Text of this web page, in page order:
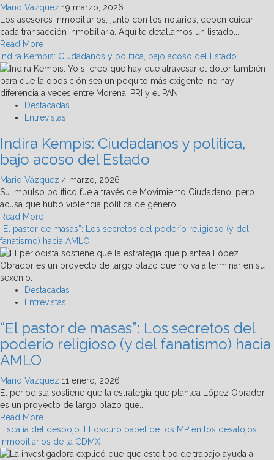
blockchain
en
el
Real
Estate?
Mario Vázquez 19 marzo, 2026
Los asesores inmobiliarios, junto con los notarios, deben cuidar
cada transacción inmobiliaria. Aquí te detallamos un listado...
Read MoreRead
more
about
Lorena
Goca:
7
elementos
cuidar
una
transacción
inmobiliaria
Indira Kempis: Ciudadanos y política, bajo acoso del Estado
Destacadas
Entrevistas
Indira Kempis: Ciudadanos y política,
bajo acoso del Estado
Mario Vázquez 4 marzo, 2026
Su impulso político fue a través de Movimiento Ciudadano, pero
acusa que hubo violencia política de género...
Read MoreRead
more
about
Indira
Kempis:
y
política,
acoso
del
Estado
“El pastor de masas”: Los secretos del poderío religioso (y del
fanatismo) hacia AMLO
Destacadas
Entrevistas
“El pastor de masas”: Los secretos del
poderío religioso (y del fanatismo) hacia
AMLO
Mario Vázquez 11 enero, 2026
El periodista sostiene que la estrategia que plantea López Obrador
es un proyecto de largo plazo que...
Read MoreRead
more
about
“El
Fiscalía del despojo: El oscuro papel de los MP en los desalojos
inmobiliarios de la CDMX